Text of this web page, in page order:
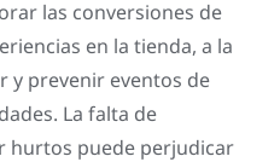
las conversiones de
en la tienda, a la
y prevenir eventos de
La falta de
hurtos puede perjudicar